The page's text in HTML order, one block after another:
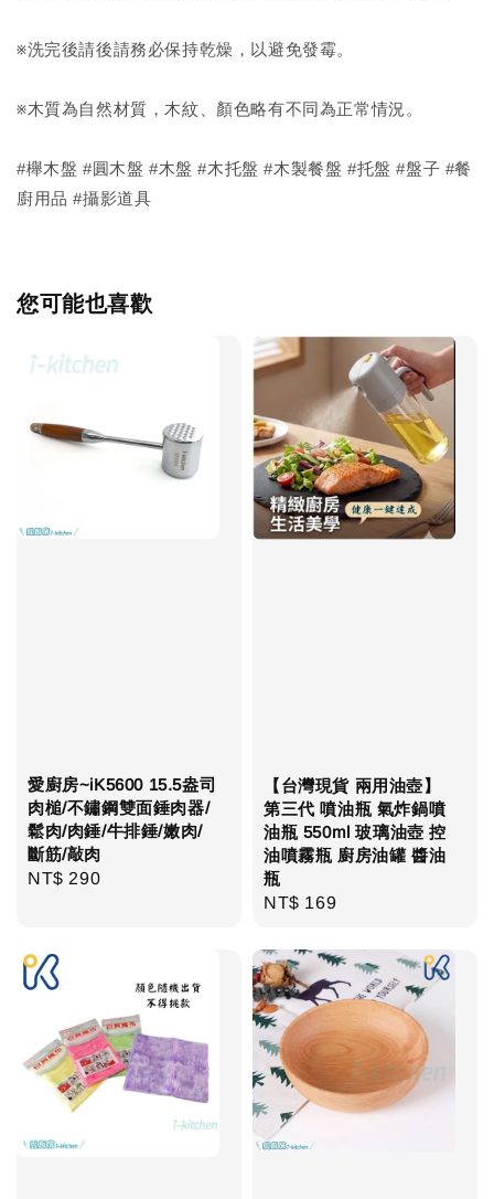
※洗完後請後請務必保持乾燥，以避免發霉。
※木質為自然材質，木紋、顏色略有不同為正常情況。
#櫸木盤 #圓木盤 #木盤 #木托盤 #木製餐盤 #托盤 #盤子 #餐
廚用品 #攝影道具
您可能也喜歡
愛廚房~iK5600 15.5盎司
肉槌/不鏽鋼雙面錘肉器/
鬆肉/肉錘/牛排錘/嫩肉/
斷筋/敲肉
Regular
NT$ 290
【台灣現貨 兩用油壺】
第三代 噴油瓶 氣炸鍋噴
油瓶 550ml 玻璃油壺 控
油噴霧瓶 廚房油罐 醬油
瓶
Regular
NT$ 169